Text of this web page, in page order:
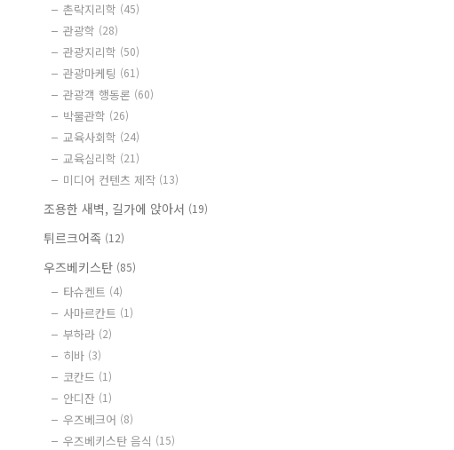
촌락지리학 (45)
관광학 (28)
관광지리학 (50)
관광마케팅 (61)
관광객 행동론 (60)
박물관학 (26)
교육사회학 (24)
교육심리학 (21)
미디어 컨텐츠 제작 (13)
조용한 새벽, 길가에 앉아서 (19)
튀르크어족 (12)
우즈베키스탄 (85)
타슈켄트 (4)
사마르칸트 (1)
부하라 (2)
히바 (3)
코칸드 (1)
안디잔 (1)
우즈베크어 (8)
우즈베키스탄 음식 (15)